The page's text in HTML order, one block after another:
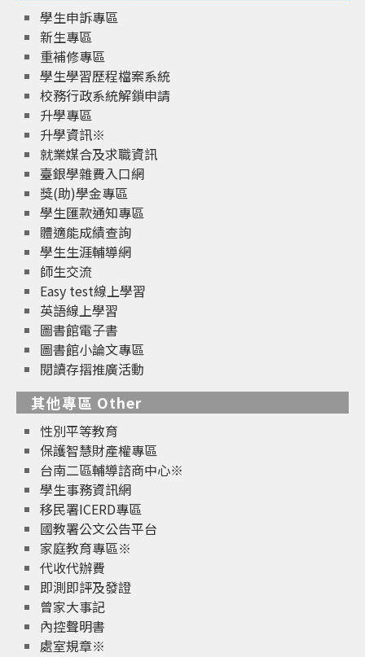
學生申訴專區
新生專區
重補修專區
學生學習歷程檔案系統
校務行政系統解鎖申請
升學專區
升學資訊※
就業媒合及求職資訊
臺銀學雜費入口網
獎(助)學金專區
學生匯款通知專區
體適能成績查詢
學生生涯輔導網
師生交流
Easy test線上學習
英語線上學習
圖書館電子書
圖書館小論文專區
閱讀存摺推廣活動
其他專區 Other
性別平等教育
保護智慧財產權專區
台南二區輔導諮商中心※
學生事務資訊網
移民署ICERD專區
國教署公文公告平台
家庭教育專區※
代收代辦費
即測即評及發證
曾家大事記
內控聲明書
處室規章※